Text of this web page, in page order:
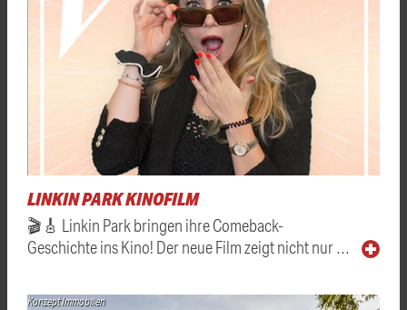
LINKIN PARK KINOFILM
🎬🎸 Linkin Park bringen ihre Comeback-
Geschichte ins Kino! Der neue Film zeigt nicht nur …
Konzept Immobilien